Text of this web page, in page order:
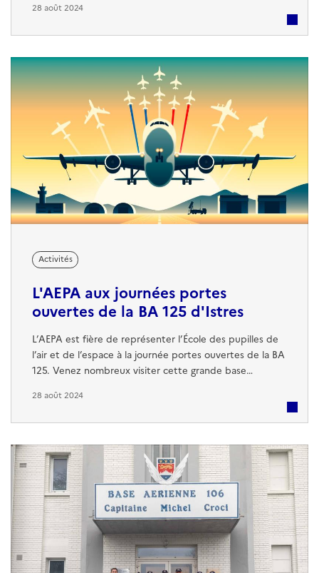
deux jours (sous réserve de modifications) : Exposition
l’association Mémoire Sapeurs ...
28 août 2024
Activités
L'AEPA aux journées portes
ouvertes de la BA 125 d'Istres
L’AEPA est fière de représenter l’École des pupilles de
l’air et de l’espace à la journée portes ouvertes de la BA
125. Venez nombreux visiter cette grande base
interarmées, la BA125 est apte à recevoir tous types
transitent chaque ...
28 août 2024